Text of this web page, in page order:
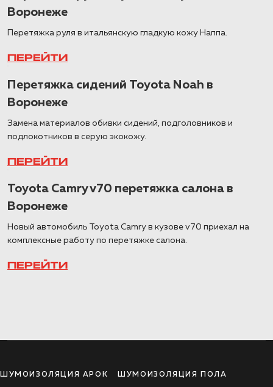
Воронеже
Перетяжка руля в итальянскую гладкую кожу Наппа.
ПЕРЕЙТИ
Перетяжка сидений Toyota Noah в
Воронеже
Замена материалов обивки сидений, подголовников и
подлокотников в серую экокожу.
ПЕРЕЙТИ
Toyota Camry v70 перетяжка салона в
Воронеже
Новый автомобиль Toyota Camry в кузове v70 приехал на
комплексные работу по перетяжке салона.
ПЕРЕЙТИ
ШУМОИЗОЛЯЦИЯ АРОК ШУМОИЗОЛЯЦИЯ ПОЛА